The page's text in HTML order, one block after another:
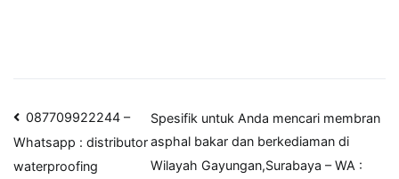
Post
navigation
087709922244 –
Whatsapp : distributor
waterproofing
Spesifik untuk Anda mencari membran
asphal bakar dan berkediaman di
Wilayah Gayungan,Surabaya – WA :